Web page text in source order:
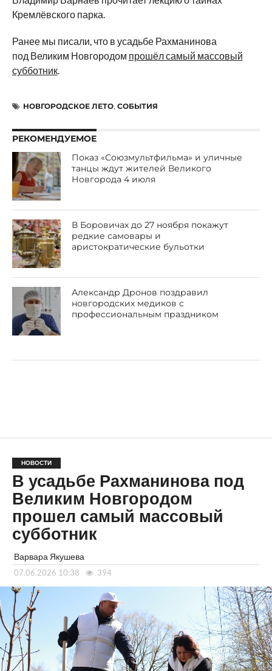
Кремлёвского парка.
Ранее мы писали, что в усадьбе Рахманинова
под Великим Новгородом прошёл самый массовый
субботник.
НОВГОРОДСКОЕ ЛЕТО, СОБЫТИЯ
РЕКОМЕНДУЕМОЕ
Показ «Союзмультфильма» и уличные
танцы ждут жителей Великого
Новгорода 4 июля
В Боровичах до 27 ноября покажут
редкие самовары и
аристократические бульотки
Александр Дронов поздравил
новгородских медиков с
профессиональным праздником
НОВОСТИ
В усадьбе Рахманинова под
Великим Новгородом
прошел самый массовый
субботник
Варвара Якушева
07.06.2026 10:38 394